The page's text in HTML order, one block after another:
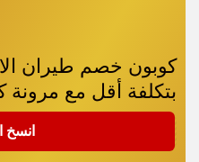
بتكلفة أقل مع مرونة
انسخ